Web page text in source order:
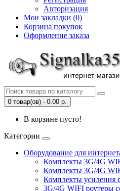
Авторизация
Мои закладки (0)
Корзина покупок
Оформление заказа
0 товар(ов) - 0.00 р.
В корзине пусто!
Категории
Оборудование для
Комплекты 3G/4G
Комплекты 3G/4G
Комплекты усиления
3G/4G WIFI роутеры